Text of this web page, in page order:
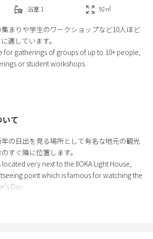
浴室 1 92㎡
まりや学生のワークショップなど10人ほど
適しています。
for gatherings of groups of up to 10+ people,
or student workshops.
団が人数に応じて提供されます。 (ベッドな
いて
の日出を見る場所として有名な地元の観光
すぐ隣に位置します。
located very next to the IIOKA Light House,
point which is famous for watching the
Day.
プレックスになっており、下の階がリビング